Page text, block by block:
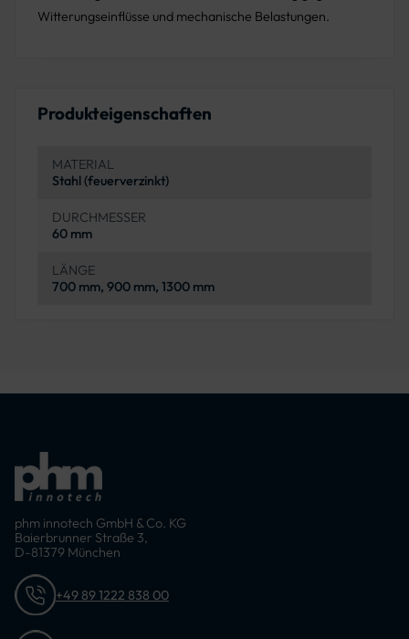
Witterungseinflüsse und mechanische Belastungen.
Produkteigenschaften
MATERIAL
Stahl (feuerverzinkt)
DURCHMESSER
60 mm
LÄNGE
700 mm, 900 mm, 1300 mm
phm innotech GmbH & Co. KG
Baierbrunner Straße 3,
D-81379 München
+49 89 1222 838 00